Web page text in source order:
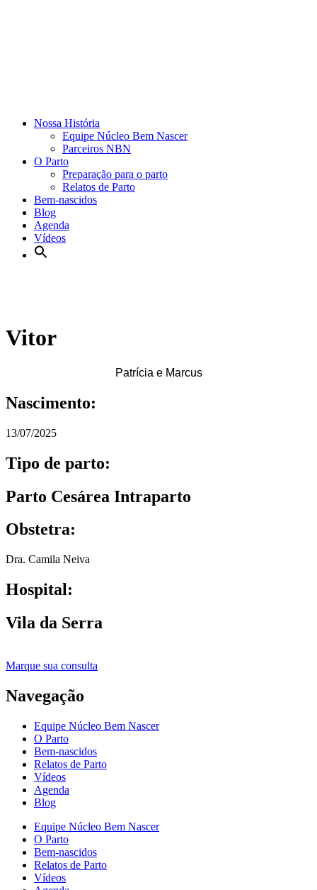
Nossa História
Equipe Núcleo Bem Nascer
Parceiros NBN
O Parto
Preparação para o parto
Relatos de Parto
Bem-nascidos
Blog
Agenda
Vídeos
Vitor
Patrícia e Marcus
Nascimento:
13/07/2025
Tipo de parto:
Parto Cesárea Intraparto
Obstetra:
Dra. Camila Neiva
Hospital:
Vila da Serra
Marque sua consulta
Navegação
Equipe Núcleo Bem Nascer
O Parto
Bem-nascidos
Relatos de Parto
Vídeos
Agenda
Blog
Equipe Núcleo Bem Nascer
O Parto
Bem-nascidos
Relatos de Parto
Vídeos